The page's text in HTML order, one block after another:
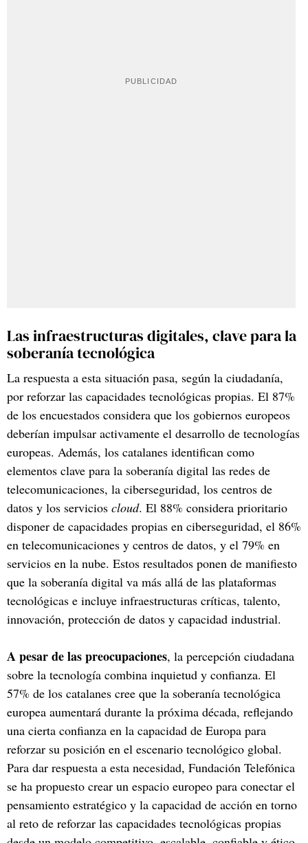
Las infraestructuras digitales, clave para la
soberanía tecnológica
La respuesta a esta situación pasa, según la ciudadanía,
por reforzar las capacidades tecnológicas propias. El 87%
de los encuestados considera que los gobiernos europeos
deberían impulsar activamente el desarrollo de tecnologías
europeas. Además, los catalanes identifican como
elementos clave para la soberanía digital las redes de
telecomunicaciones, la ciberseguridad, los centros de
datos y los servicios cloud. El 88% considera prioritario
disponer de capacidades propias en ciberseguridad, el 86%
en telecomunicaciones y centros de datos, y el 79% en
servicios en la nube. Estos resultados ponen de manifiesto
que la soberanía digital va más allá de las plataformas
tecnológicas e incluye infraestructuras críticas, talento,
innovación, protección de datos y capacidad industrial.
A pesar de las preocupaciones, la percepción ciudadana
sobre la tecnología combina inquietud y confianza. El
57% de los catalanes cree que la soberanía tecnológica
europea aumentará durante la próxima década, reflejando
una cierta confianza en la capacidad de Europa para
reforzar su posición en el escenario tecnológico global.
Para dar respuesta a esta necesidad, Fundación Telefónica
se ha propuesto crear un espacio europeo para conectar el
pensamiento estratégico y la capacidad de acción en torno
al reto de reforzar las capacidades tecnológicas propias